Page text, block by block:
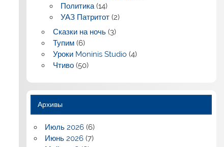
Политика(14)
УАЗ Патритот(2)
Сказки на ночь(3)
Тупим(6)
Уроки Moninis Studio(4)
Чтиво(50)
Архивы
Июль 2026 (6)
Июнь 2026 (7)